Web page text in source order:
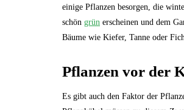
einige Pflanzen besorgen, die
schön grün erscheinen und dem
Bäume wie Kiefer, Tanne oder
Pflanzen vor der
Es gibt auch den Faktor der